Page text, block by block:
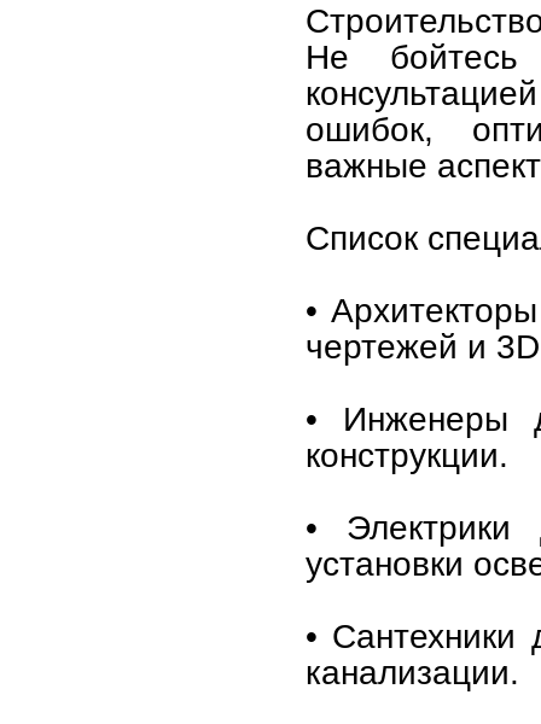
Не бойтесь
ошибок,
важные
Список
•
чертежей и
• Инженеры
конструкции.
• Электрики
установки
•
канализации.